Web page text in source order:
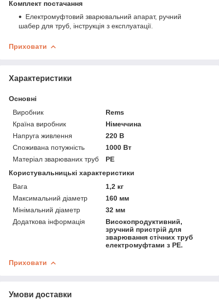
Комплект постачання
Електромуфтовий зварювальний апарат, ручний
шабер для труб, інструкція з експлуатації.
Приховати
Характеристики
Основні
Виробник
Rems
Країна виробник
Німеччина
Напруга живлення
220 В
Споживана потужність
1000 Вт
Матеріал зварюваних труб
PE
Користувальницькі характеристики
Вага
1,2 кг
Максимальний діаметр
160 мм
Мінімальний діаметр
32 мм
Додаткова інформація
Високопродуктивний,
зручний пристрій для
зварювання стічних труб
електромуфтами з PE.
Приховати
Умови доставки